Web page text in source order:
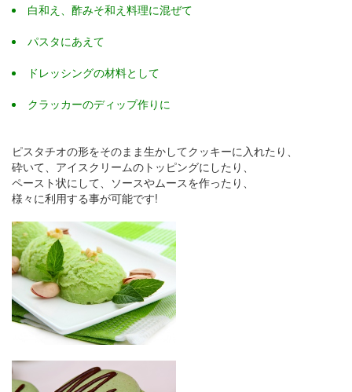
白和え、酢みそ和え料理に混ぜて
パスタにあえて
ドレッシングの材料として
クラッカーのディップ作りに
ピスタチオの形をそのまま生かしてクッキーに入れたり、
砕いて、アイスクリームのトッピングにしたり、
ペースト状にして、ソースやムースを作ったり、
様々に利用する事が可能です!